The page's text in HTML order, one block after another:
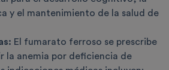
y el mantenimiento de la salud de
El fumarato ferroso se prescribe
la anemia por deficiencia de